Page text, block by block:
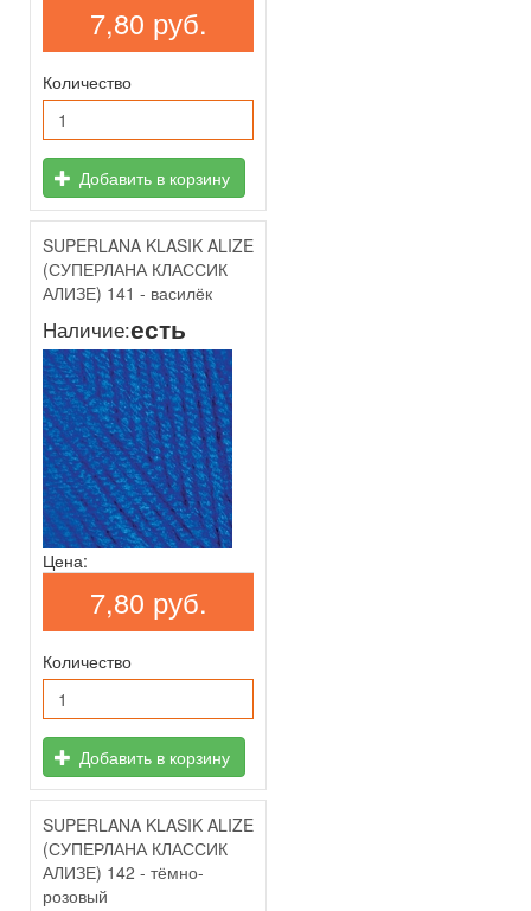
7,80 руб.
Количество
Добавить в корзину
SUPERLANA KLASIK ALIZE
(СУПЕРЛАНА КЛАССИК
АЛИЗЕ) 141 - василёк
Наличие:есть
Цена:
7,80 руб.
Количество
Добавить в корзину
SUPERLANA KLASIK ALIZE
(СУПЕРЛАНА КЛАССИК
АЛИЗЕ) 142 - тёмно-
розовый